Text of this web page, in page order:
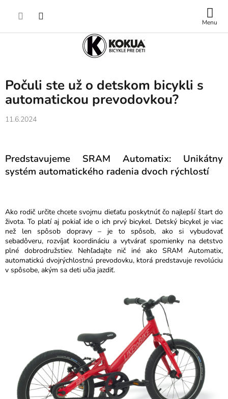
KOŠÍK
Počuli ste už o detskom bicykli s
automatickou prevodovkou?
11.6.2024
Predstavujeme SRAM Automatix: Unikátny
systém automatického radenia dvoch rýchlostí
Ako rodič určite chcete svojmu dieťaťu poskytnúť čo najlepší štart do
života. To platí aj pokiaľ ide o ich prvý bicykel. Detský bicykel je viac
než len spôsob dopravy – je to spôsob, ako si vybudovať
sebadôveru, rozvíjať koordináciu a vytvárať spomienky na detstvo
plné dobrodružstiev. Nehľadajte nič iné ako SRAM Automatix,
automatickú dvojrýchlostnú prevodovku, ktorá predstavuje revolúciu
v spôsobe, akým sa deti učia jazdiť.